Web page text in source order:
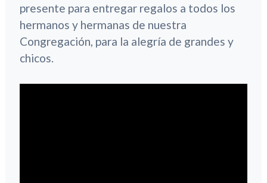
presente para entregar regalos a todos los
hermanos y hermanas de nuestra
Congregación, para la alegría de grandes y
chicos.